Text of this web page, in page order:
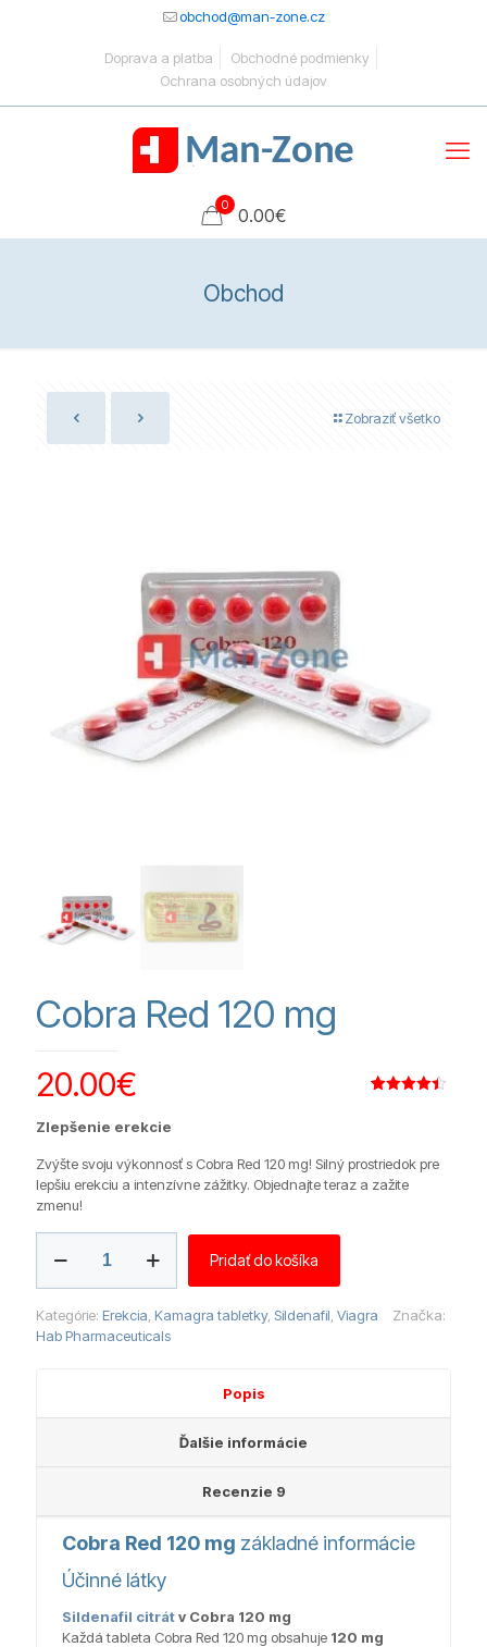
obchod@man-zone.cz
Doprava a platba
Obchodné podmienky
Ochrana osobných údajov
0 0.00€
Obchod
Zobraziť všetko
Cobra Red 120 mg
recenzií
20.00€
Zlepšenie erekcie
Zvýšte svoju výkonnosť s Cobra Red 120 mg! Silný prostriedok pre
lepšiu erekciu a intenzívne zážitky. Objednajte teraz a zažite
zmenu!
Cobra
mg
Pridať do košíka
Kategórie: Erekcia Kamagra tabletky, Sildenafil Viagra
Značka:
Hab Pharmaceuticals
Popis
Ďalšie informácie
Recenzie 9
Cobra Red 120 mg základné informácie
Účinné látky
Sildenafil citrátv Cobra 120 mg
Každá tableta Cobra Red 120 mg obsahuje 120 mg